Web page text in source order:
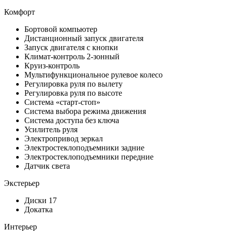
Комфорт
Бортовой компьютер
Дистанционный запуск двигателя
Запуск двигателя с кнопки
Климат-контроль 2-зонный
Круиз-контроль
Мультифункциональное рулевое колесо
Регулировка руля по вылету
Регулировка руля по высоте
Система «старт-стоп»
Система выбора режима движения
Система доступа без ключа
Усилитель руля
Электропривод зеркал
Электростеклоподъемники задние
Электростеклоподъемники передние
Датчик света
Экстерьер
Диски 17
Докатка
Интерьер